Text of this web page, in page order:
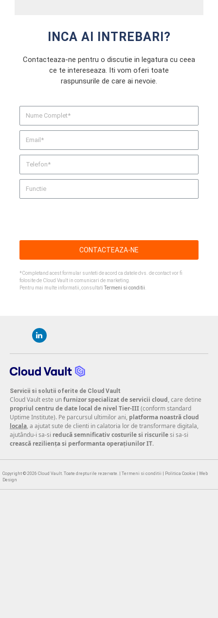
evolutie
volume mari
si cloud: un
parteneriat
Containerizarea
…
INCA AI INTREBARI?
Contacteaza-ne pentru o discutie in legatura cu ceea
ce te intereseaza. Iti vom oferi toate
raspunsurile de care ai nevoie.
CONTACTEAZA-NE
*Completand acest formular sunteti de acord ca datele dvs. de contact vor fi
folosite de Cloud Vault in comunicari de marketing.
Pentru mai multe informatii, consultatiTermeni si conditii
Servicii si solutii oferite de Cloud Vault
Cloud Vault este unfurnizor specializat de servicii cloud, care detine
propriul centru de date local de nivel Tier-III(conform standard
Uptime Institute). Pe parcursul ultimilor ani, platforma noastră cloud
locala, a ajutat sute de clienti in calatoria lor de transformare digitala,
ajutându-i sa-si reducă semnificativ costurile si riscurilesi sa-si
crească reziliența si performanta operațiunilor IT.
Copyright © 2026 Cloud Vault . Toate drepturile rezervate. | Termeni si conditii Politica Cookie
Web
Design